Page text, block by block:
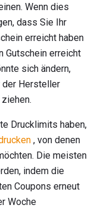
Wenn dies
dass Sie Ihr
erreicht haben
Gutschein erreicht
sich ändern,
der Hersteller
Drucklimits haben,
, von denen
Die meisten
indem die
Coupons erneut
Woche